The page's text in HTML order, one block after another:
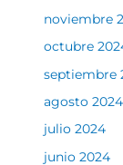
noviembre
octubre
septiembre
agosto 2024
julio 2024
junio 2024